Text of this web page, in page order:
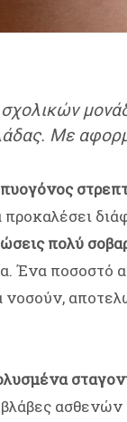
σχολικών
Με
πυογόνος
πολύ
Ένα ποσοστό
ασθενών